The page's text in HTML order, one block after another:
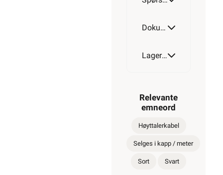
Dokumentasjon
Lagerstatus
Relevante
emneord
Høyttalerkabel
Selges i kapp / meter
Sort Svart